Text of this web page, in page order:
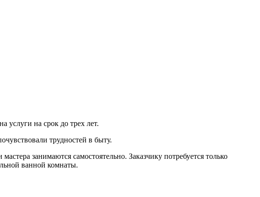
услуги на срок до трех лет.
трудностей в быту.
занимаются самостоятельно. Заказчику потребуется только
ванной комнаты.